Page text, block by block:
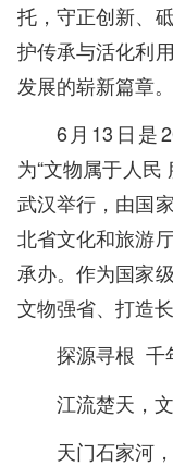
托，守正创新、
护传承与活化利
发展的崭新篇章。
6月13日是
为“文物属于人民
武汉举行，由国
北省文化和旅游
承办。作为国家
文物强省、打造
探源寻根 千
江流楚天，文
天门石家河